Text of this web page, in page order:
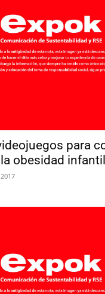
para
obesidad infantil